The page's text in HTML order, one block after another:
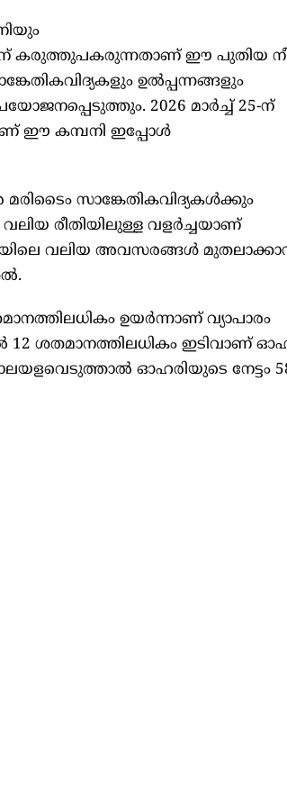
കരുത്തുപകരുന്നതാണ് ഈ പുതിയ
ഉല്‍പ്പന്നങ്ങളും
2026 മാര്‍ച്ച് 25-ന്
ഈ കമ്പനി ഇപ്പോള്‍
സാങ്കേതികവിദ്യകള്‍ക്കും
രീതിയിലുള്ള വളര്‍ച്ചയാണ്
വലിയ അവസരങ്ങള്‍
ഉയര്‍ന്നാണ് വ്യാപാരം
ശതമാനത്തിലധികം ഇടിവാണ്
ഓഹരിയുടെ നേട്ടം